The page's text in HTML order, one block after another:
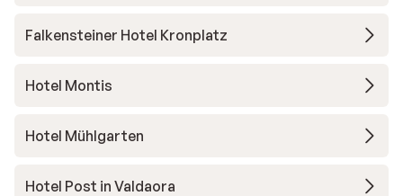
Falkensteiner Hotel Kronplatz
Hotel Montis
Hotel Mühlgarten
Hotel Post in Valdaora